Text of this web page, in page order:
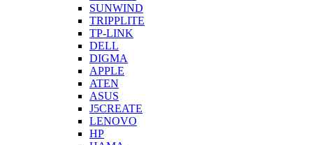
SUNWIND
TRIPPLITE
TP-LINK
DELL
DIGMA
APPLE
ATEN
ASUS
J5CREATE
LENOVO
HP